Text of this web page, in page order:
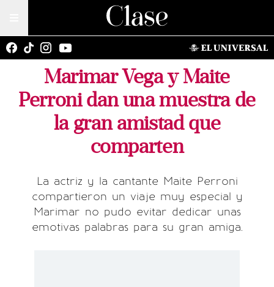
Marimar Vega y Maite
Perroni dan una muestra de
la gran amistad que
comparten
La actriz y la cantante Maite Perroni
compartieron un viaje muy especial y
Marimar no pudo evitar dedicar unas
emotivas palabras para su gran amiga.